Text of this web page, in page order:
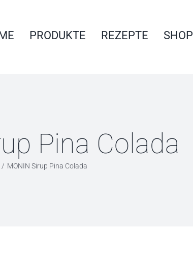
PRODUKTE REZEPTE SHOP
Pina Colada
MONIN Sirup Pina Colada